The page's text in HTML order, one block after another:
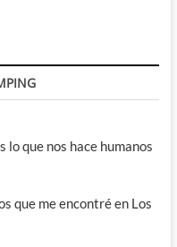
que nos hace humanos
que me encontré en Los